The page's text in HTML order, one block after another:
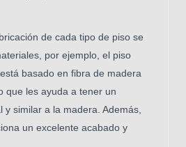
de cada tipo de piso se
por ejemplo, el piso
basado en fibra de madera
que les ayuda a tener un
y similar a la madera. Además,
un excelente acabado y